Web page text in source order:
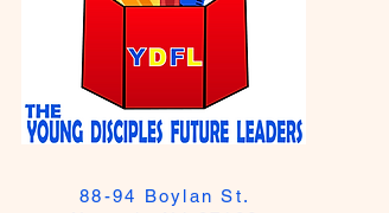
88-94 Boylan St.